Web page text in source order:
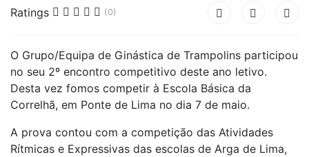
Ratings (0)
O Grupo/Equipa de Ginástica de Trampolins participou
no seu 2º encontro competitivo deste ano letivo.
Desta vez fomos competir à Escola Básica da
Correlhã, em Ponte de Lima no dia 7 de maio.
A prova contou com a competição das Atividades
Rítmicas e Expressivas das escolas de Arga de Lima,